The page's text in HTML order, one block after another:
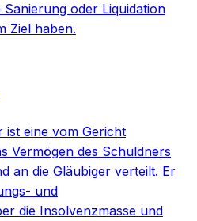
oder Liquidation
Ziel haben.
eine vom Gericht
Vermögen des Schuldners
an die Gläubiger verteilt. Er
und
die Insolvenzmasse und